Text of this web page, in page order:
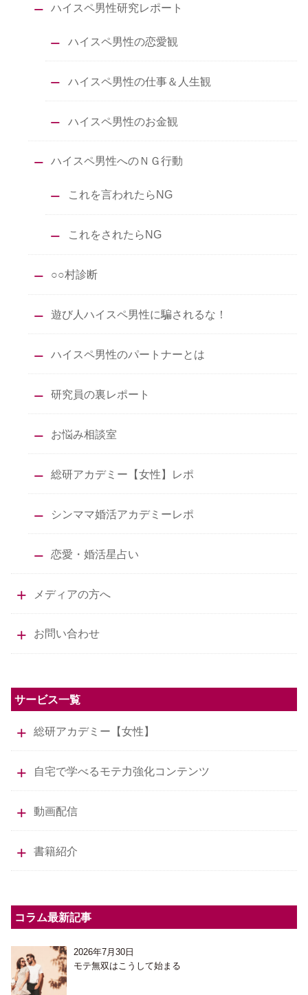
ハイスペ男性研究レポート
ハイスペ男性の恋愛観
ハイスペ男性の仕事＆人生観
ハイスペ男性のお金観
ハイスペ男性へのＮＧ行動
これを言われたらNG
これをされたらNG
○○村診断
遊び人ハイスペ男性に騙されるな！
ハイスペ男性のパートナーとは
研究員の裏レポート
お悩み相談室
総研アカデミー【女性】レポ
シンママ婚活アカデミーレポ
恋愛・婚活星占い
メディアの方へ
お問い合わせ
サービス一覧
総研アカデミー【女性】
自宅で学べるモテ力強化コンテンツ
動画配信
書籍紹介
コラム最新記事
2026年7月30日
モテ無双はこうして始まる